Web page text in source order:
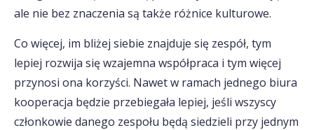
ale nie bez znaczenia są także różnice kulturowe.
Co więcej, im bliżej siebie znajduje się zespół, tym
lepiej rozwija się wzajemna współpraca i tym więcej
przynosi ona korzyści. Nawet w ramach jednego biura
kooperacja będzie przebiegała lepiej, jeśli wszyscy
członkowie danego zespołu będą siedzieli przy jednym